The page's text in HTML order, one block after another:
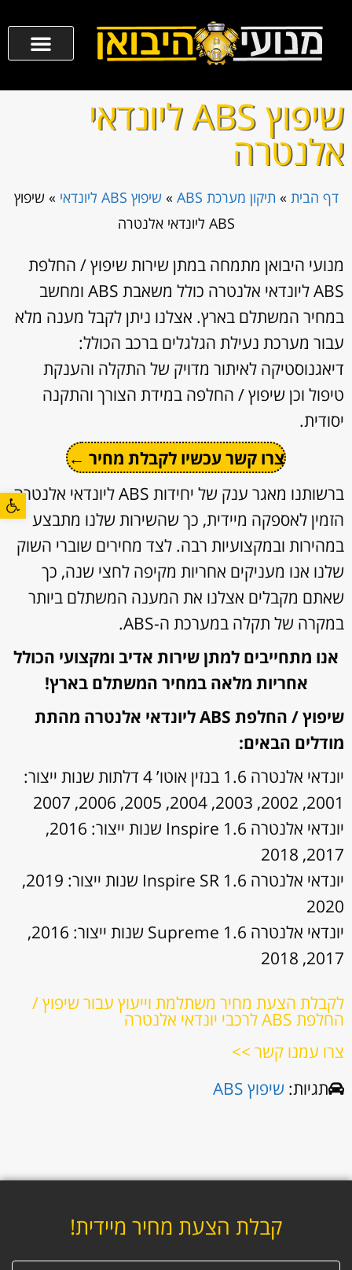
פתח
שיפוץ ABS ליונדאי
אלנטרה
דף הבית » תיקון מערכת ABS » שיפוץ ABS ליונדאי » שיפוץ
ABS ליונדאי אלנטרה
מנועי היבואן מתמחה במתן שירות שיפוץ / החלפת
ABS ליונדאי אלנטרה כולל משאבת ABS ומחשב
במחיר המשתלם בארץ. אצלנו ניתן לקבל מענה מלא
עבור מערכת נעילת הגלגלים ברכב הכולל:
דיאגנוסטיקה לאיתור מדויק של התקלה והענקת
טיפול וכן שיפוץ / החלפה במידת הצורך והתקנה
יסודית.
צרו קשר עכשיו לקבלת מחיר ←
ברשותנו מאגר ענק של יחידות ABS ליונדאי אלנטרה
הזמין לאספקה מיידית, כך שהשירות שלנו מתבצע
במהירות ובמקצועיות רבה. לצד מחירים שוברי השוק
שלנו אנו מעניקים אחריות מקיפה לחצי שנה, כך
שאתם מקבלים אצלנו את המענה המשתלם ביותר
במקרה של תקלה במערכת ה-ABS.
אנו מתחייבים למתן שירות אדיב ומקצועי הכולל
אחריות מלאה במחיר המשתלם בארץ!
שיפוץ / החלפת ABS ליונדאי אלנטרה מהתת
מודלים הבאים:
יונדאי אלנטרה 1.6 בנזין אוטו’ 4 דלתות שנות ייצור:
2001, 2002, 2003, 2004, 2005, 2006, 2007
יונדאי אלנטרה 1.6 Inspire שנות ייצור: 2016,
2017, 2018
יונדאי אלנטרה 1.6 Inspire SR שנות ייצור: 2019,
2020
יונדאי אלנטרה 1.6 Supreme שנות ייצור: 2016,
2017, 2018
לקבלת הצעת מחיר משתלמת וייעוץ עבור שיפוץ /
החלפת ABS לרכבי יונדאי אלנטרה
צרו עמנו קשר >>
תגיות: שיפוץ ABS
קבלת הצעת מחיר מיידית!